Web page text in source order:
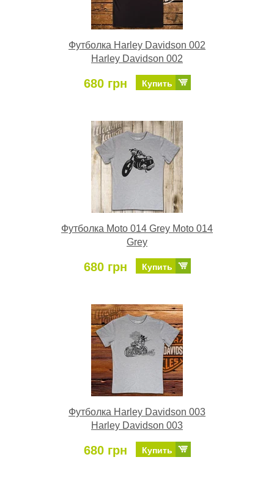
Футболка Harley Davidson 002
Harley Davidson 002
680 грн Купить
Футболка Moto 014 Grey Moto 014
Grey
680 грн Купить
Футболка Harley Davidson 003
Harley Davidson 003
680 грн Купить